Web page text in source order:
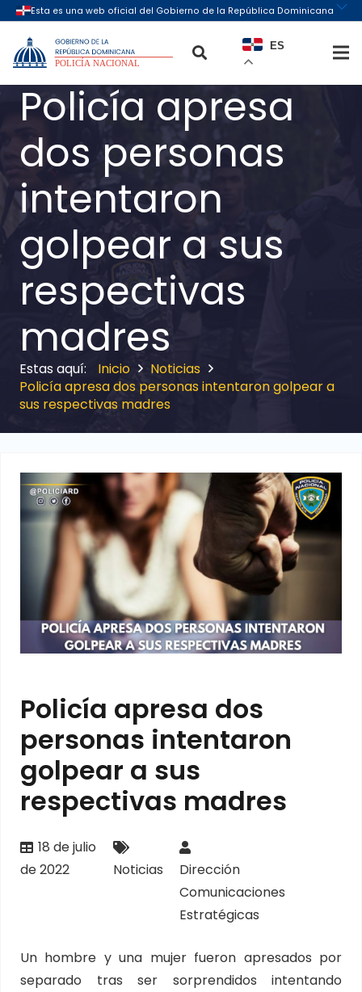
ES
Policía apresa
dos personas
intentaron
golpear a sus
respectivas
madres
Inicio
Noticias
Policía apresa dos personas intentaron golpear a
sus respectivas madres
Policía apresa dos
personas intentaron
golpear a sus
respectivas madres
18 de julio
de 2022
Noticias
Dirección
Comunicaciones
Estratégicas
Un hombre y una mujer fueron apresados por
separado tras ser sorprendidos intentando